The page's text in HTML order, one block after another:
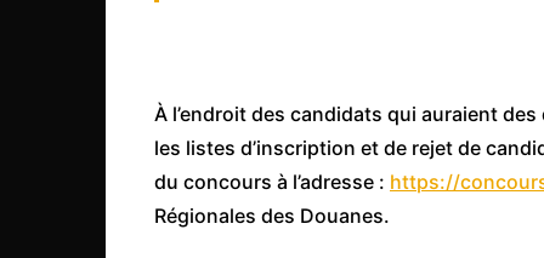
Mali
Malawi Fr
À l’endroit des candidats qui auraient
les listes d’inscription et de rejet de
du concours à l’adresse : https://
Régionales des Douanes.